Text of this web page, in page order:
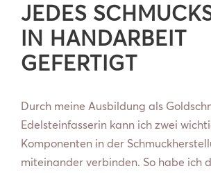
JEDES
IN HANDARBEIT
GEFERTIGT
Durch meine Ausbildung als
Edelsteinfasserin kann ich zwei
Komponenten in der
miteinander verbinden. So habe ich